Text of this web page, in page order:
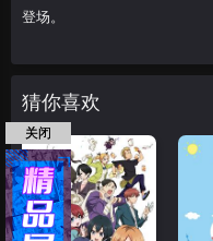
登场。
猜你喜欢
关闭